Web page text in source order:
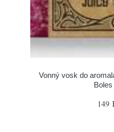
Vonný vosk do
149